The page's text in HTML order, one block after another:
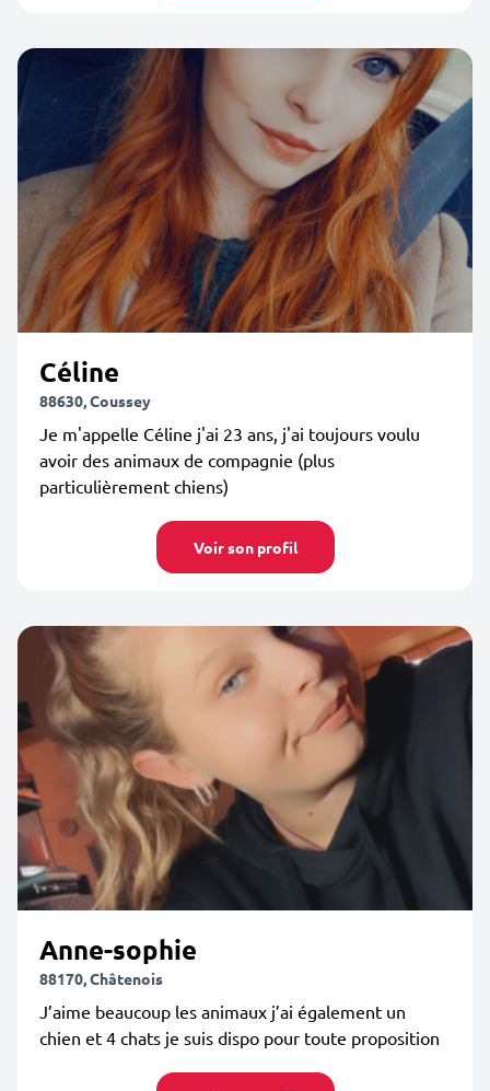
Céline
88630, Coussey
Je m'appelle Céline j'ai 23 ans, j'ai toujours voulu
avoir des animaux de compagnie (plus
particulièrement chiens)
Voir son profil
Anne-sophie
88170, Châtenois
J’aime beaucoup les animaux j’ai également un
chien et 4 chats je suis dispo pour toute proposition